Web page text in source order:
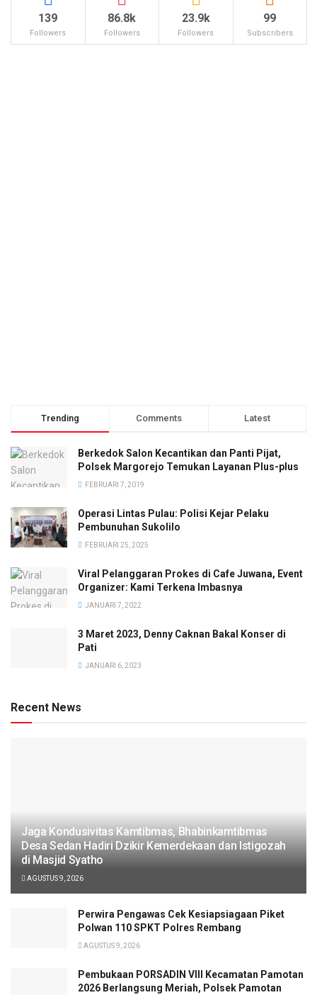
139
Followers
86.8k
Followers
23.9k
Followers
99
Subscribers
Trending Comments Latest
Berkedok Salon Kecantikan dan Panti Pijat,
Polsek Margorejo Temukan Layanan Plus-plus
FEBRUARI 7, 2019
Operasi Lintas Pulau: Polisi Kejar Pelaku
Pembunuhan Sukolilo
FEBRUARI 25, 2025
Viral Pelanggaran Prokes di Cafe Juwana, Event
Organizer: Kami Terkena Imbasnya
JANUARI 7, 2022
3 Maret 2023, Denny Caknan Bakal Konser di
Pati
JANUARI 6, 2023
Recent News
Jaga Kondusivitas Kamtibmas, Bhabinkamtibmas
Desa Sedan Hadiri Dzikir Kemerdekaan dan Istigozah
di Masjid Syatho
AGUSTUS 9, 2026
Perwira Pengawas Cek Kesiapsiagaan Piket
Polwan 110 SPKT Polres Rembang
AGUSTUS 9, 2026
Pembukaan PORSADIN VIII Kecamatan Pamotan
2026 Berlangsung Meriah, Polsek Pamotan